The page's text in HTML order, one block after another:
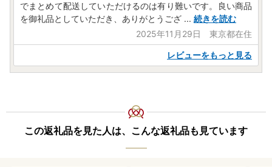
でまとめて配送していただけるのは有り難いです。良い商品
を御礼品としていただき、ありがとうござ ... 続きを読む
2025年11月29日 東京都在住
レビューをもっと見る
この返礼品を見た人は、こんな返礼品も見ています